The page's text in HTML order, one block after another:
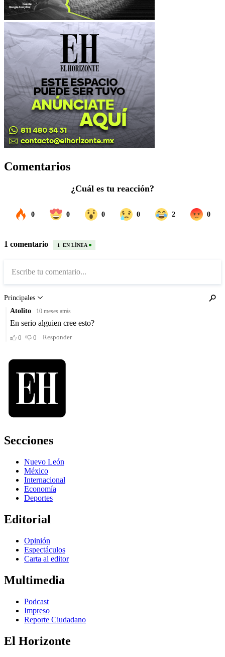
Comentarios
Secciones
Nuevo León
México
Internacional
Economía
Deportes
Editorial
Opinión
Espectáculos
Carta al editor
Multimedia
Podcast
Impreso
Reporte Ciudadano
El Horizonte